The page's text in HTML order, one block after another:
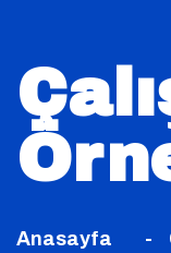
Anasayfa